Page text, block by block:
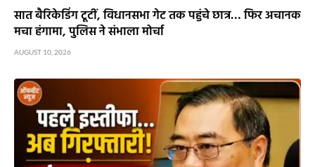
सात बैरिकेडिंग टूटीं, विधानसभा गेट तक पहुंचे छात्र… फिर अचानक
मचा हंगामा, पुलिस ने संभाला मोर्चा
AUGUST 10, 2026